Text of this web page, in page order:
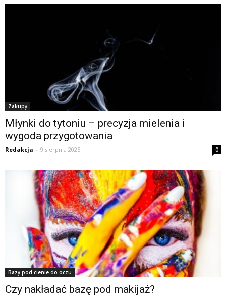
Zakupy
Młynki do tytoniu – precyzja mielenia i
wygoda przygotowania
Redakcja - 9 sierpnia 2025 0
Bazy pod cienie do oczu
Czy nakładać bazę pod makijaż?